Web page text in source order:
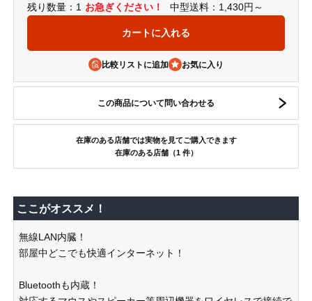
残り数量：1 お急ぎください！ 中型送料：1,430円～
比較リストに追加
この商品について問い合わせる
在庫のある店舗では実物を見てご購入できます
在庫のある店舗（1 件）
ここがオススメ！
無線LAN内臓！
部屋中どこでも快適インターネット！
Bluetoothも内蔵！